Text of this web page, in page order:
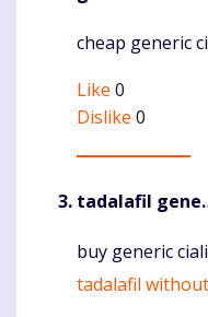
Komentaras
cheap generic
Like 0
Dislike 0
tadalafil
Komentaras
buy generic
tadalafil